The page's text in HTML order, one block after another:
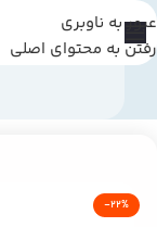
عبور به ناوبری
رفتن به محتوای اصلی
-22%